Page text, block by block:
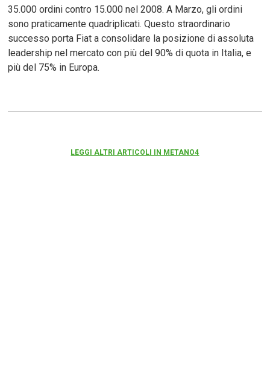
35.000 ordini contro 15.000 nel 2008. A Marzo, gli ordini
sono praticamente quadriplicati. Questo straordinario
successo porta Fiat a consolidare la posizione di assoluta
leadership nel mercato con più del 90% di quota in Italia, e
più del 75% in Europa.
LEGGI ALTRI ARTICOLI IN METANO4